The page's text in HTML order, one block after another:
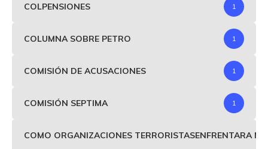
COLPENSIONES 1
COLUMNA SOBRE PETRO 1
COMISIÓN DE ACUSACIONES 1
COMISIÓN SEPTIMA 1
COMO ORGANIZACIONES TERRORISTASENFRENTARA